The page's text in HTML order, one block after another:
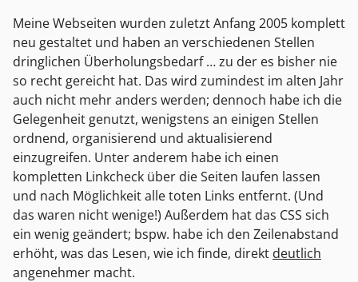
Meine Webseiten wurden zuletzt Anfang 2005 komplett
neu gestaltet und haben an verschiedenen Stellen
dringlichen Überholungsbedarf … zu der es bisher nie
so recht gereicht hat. Das wird zumindest im alten Jahr
auch nicht mehr anders werden; dennoch habe ich die
Gelegenheit genutzt, wenigstens an einigen Stellen
ordnend, organisierend und aktualisierend
einzugreifen. Unter anderem habe ich einen
kompletten Linkcheck über die Seiten laufen lassen
und nach Möglichkeit alle toten Links entfernt. (Und
das waren nicht wenige!) Außerdem hat das CSS sich
ein wenig geändert; bspw. habe ich den Zeilenabstand
erhöht, was das Lesen, wie ich finde, direkt deutlich
angenehmer macht.